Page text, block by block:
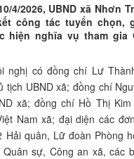
4/2026, UBND xã Nhơn
công tác tuyển chọn,
hiện nghĩa vụ tham gia
nghị có đồng chí Lư
tịch UBND xã; đồng chí
xã; đồng chí Hồ Thị
Nam xã; đại diện các
Hải quân, Lữ đoàn Phòng
sự, Công an xã, các